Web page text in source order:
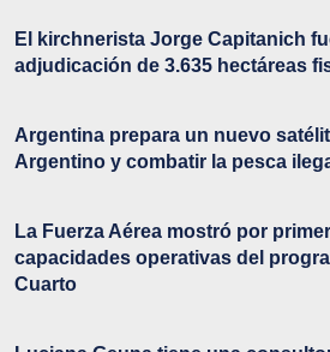
El kirchnerista Jorge Capitanich
adjudicación de 3.635 hectáreas
Argentina prepara un nuevo
Argentino y combatir la pesca
La Fuerza Aérea mostró por
capacidades operativas del
Cuarto